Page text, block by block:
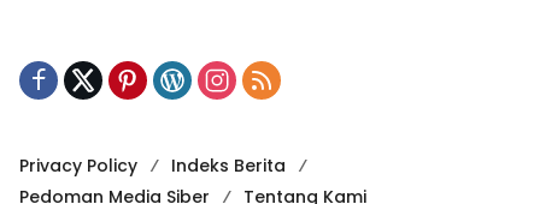
Privacy Policy
Indeks Berita
Pedoman Media Siber
Tentang Kami